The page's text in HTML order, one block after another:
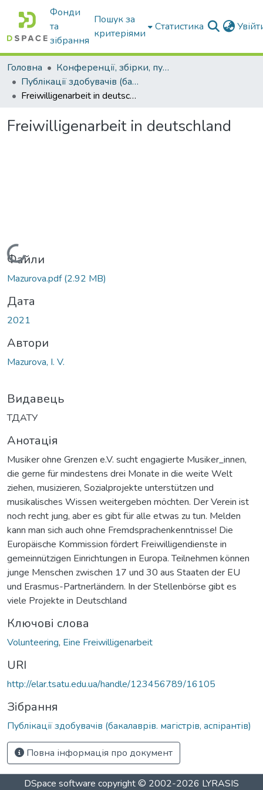
Фонди
та
зібрання
Пошук за
критеріями
Статистика
Головна
Конференції, збірки, публікації молодих вчених і здобувачів : магістрів, бакалаврів, аспірантів.
Публікації здобувачів (бакалаврів. магістрів, аспірантів)
Freiwilligenarbeit in deutschland
Freiwilligenarbeit in deutschland
Вантажиться...
Файли
Mazurova.pdf(2.92 MB)
Дата
2021
Автори
Mazurova, І. V.
Видавець
ТДАТУ
Анотація
Musiker ohne Grenzen e.V. sucht engagierte Musiker_innen,
die gerne für mindestens drei Monate in die weite Welt
ziehen, musizieren, Sozialprojekte unterstützen und
musikalisches Wissen weitergeben möchten. Der Verein ist
noch recht jung, aber es gibt für alle etwas zu tun. Melden
kann man sich auch ohne Fremdsprachenkenntnisse! Die
Europäische Kommission fördert Freiwilligendienste in
gemeinnützigen Einrichtungen in Europa. Teilnehmen können
junge Menschen zwischen 17 und 30 aus Staaten der EU
und Erasmus-Partnerländern. In der Stellenbörse gibt es
viele Projekte in Deutschland
Ключові слова
Volunteering, Eine Freiwilligenarbeit
URI
http://elar.tsatu.edu.ua/handle/123456789/16105
Зібрання
Публікації здобувачів (бакалаврів. магістрів, аспірантів)
Повна інформація про документ
DSpace software copyright © 2002-2026 LYRASIS